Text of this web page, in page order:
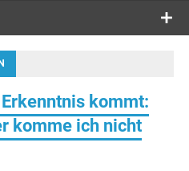
kommt:
komme ich nicht